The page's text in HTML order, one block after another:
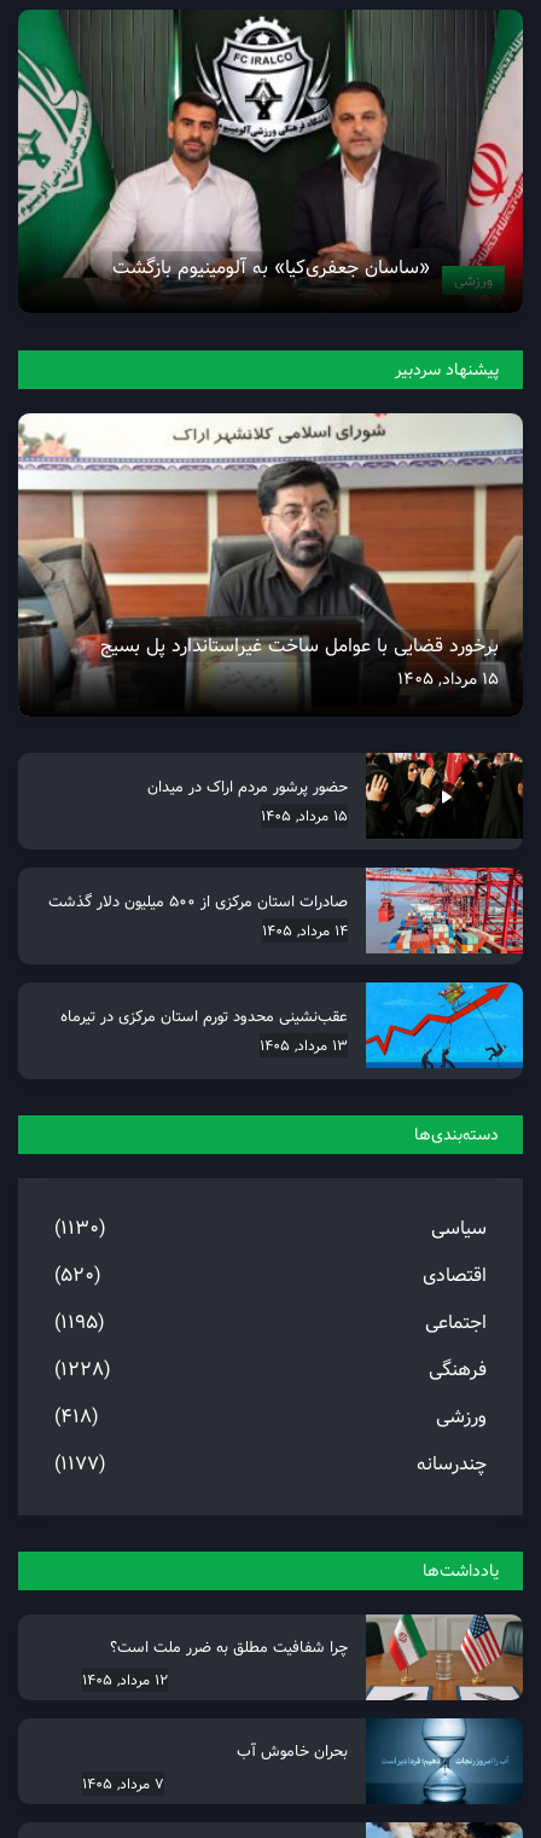
ورزشی «ساسان جعفری‌کیا» به آلومینیوم بازگشت
پیشنهاد سردبیر
برخورد قضایی با عوامل ساخت غیراستاندارد پل بسیج
15 مرداد, 1405
حضور پرشور مردم اراک در میدان
15 مرداد, 1405
صادرات استان مرکزی از 500 میلیون دلار گذشت
14 مرداد, 1405
عقب‌نشینی محدود تورم استان مرکزی در تیرماه
13 مرداد, 1405
دسته‌بندی‌ها
سیاسی
(1130)
اقتصادی
(520)
اجتماعی
(1195)
فرهنگی
(1228)
ورزشی
(418)
چندرسانه
(1177)
یادداشت‌ها
چرا شفافیت مطلق به ضرر ملت است؟
12 مرداد, 1405
بحران خاموش آب
7 مرداد, 1405